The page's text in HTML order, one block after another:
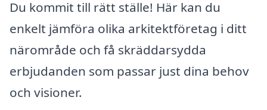
Du kommit till rätt ställe! Här kan du
enkelt jämföra olika arkitektföretag i ditt
närområde och få skräddarsydda
erbjudanden som passar just dina behov
och visioner.